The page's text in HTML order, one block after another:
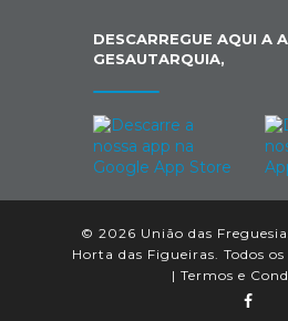
DESCARREGUE AQUI A
GESAUTARQUIA,
© 2026 União das
Horta das Figueiras. Todos
| Termos e